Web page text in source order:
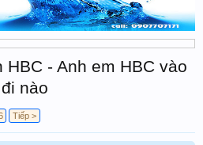
- Anh em HBC vào
nào
Tiếp >